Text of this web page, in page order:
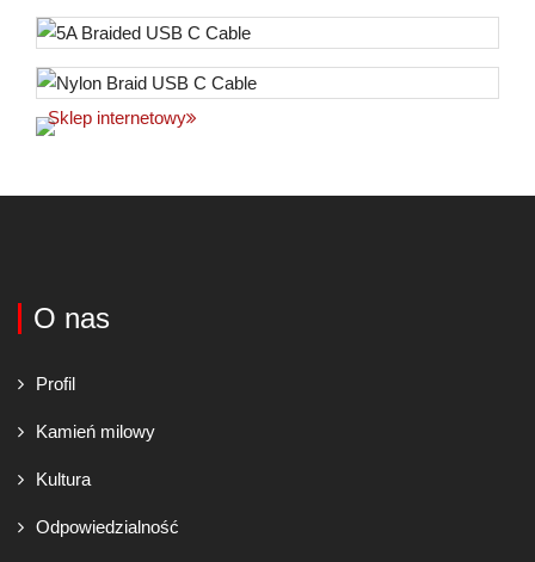
Sklep internetowy
O nas
Profil
Kamień milowy
Kultura
Odpowiedzialność